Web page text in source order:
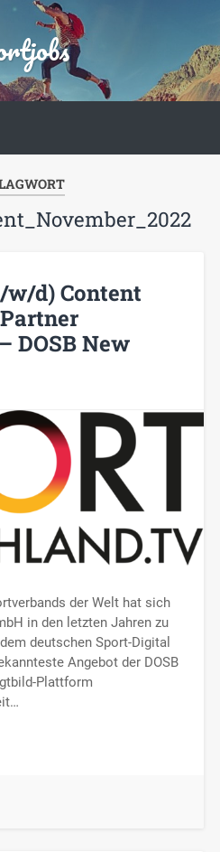
d) Content
DOSB New
der Welt hat sich
in den letzten Jahren zu
deutschen Sport-Digital
Angebot der DOSB
Plattform